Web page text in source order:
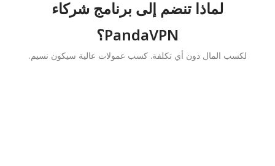
لماذا تنضم إلى برنامج شركاء
PandaVPN؟
لكسب المال دون أي تكلفة. كسب عمولات عالية سيكون نسيم.